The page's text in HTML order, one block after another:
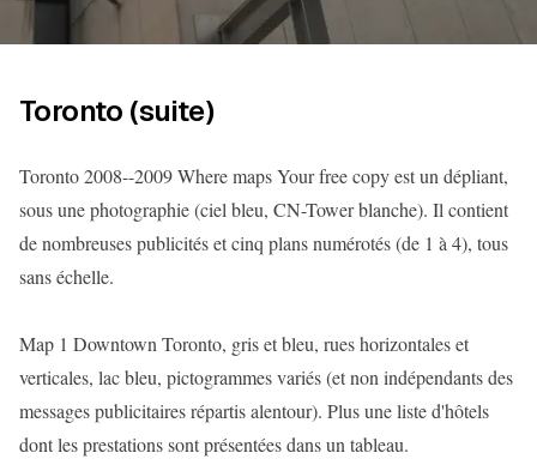
Toronto (suite)
Toronto 2008--2009 Where maps Your free copy est un dépliant,
sous une photographie (ciel bleu, CN-Tower blanche). Il contient
de nombreuses publicités et cinq plans numérotés (de 1 à 4), tous
sans échelle.
Map 1 Downtown Toronto, gris et bleu, rues horizontales et
verticales, lac bleu, pictogrammes variés (et non indépendants des
messages publicitaires répartis alentour). Plus une liste d'hôtels
dont les prestations sont présentées dans un tableau.